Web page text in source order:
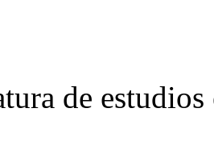
de